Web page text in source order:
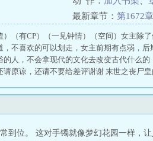
最新章节： 第1672
（有CP）（一见钟情）（空间）女主除
不喜欢的可以划走，女主前期有点弱，
人，不会拿现代的文化去改变古代什么
原谅，还请不要给差评谢谢 末世之丧尸
到位。 这对手镯就像梦幻花园一样，